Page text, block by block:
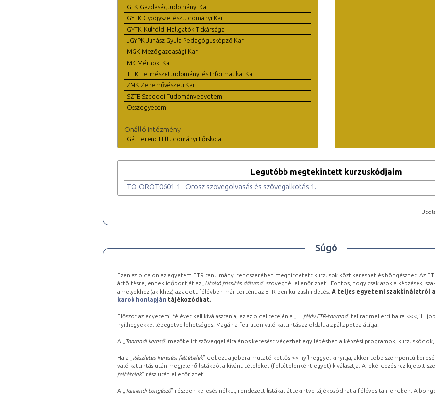
GTK Gazdaságtudományi Kar
GYTK Gyógyszerésztudományi Kar
GYTK-Külföldi Hallgatók Titkársága
JGYPK Juhász Gyula Pedagógusképző Kar
MGK Mezőgazdasági Kar
MK Mérnöki Kar
TTIK Természettudományi és Informatikai Kar
ZMK Zeneművészeti Kar
SZTE Szegedi Tudományegyetem
Összegyetemi
Önálló intézmény
Gál Ferenc Hittudományi Főiskola
Legutóbb megtekintett kurzuskódjaim
TO-OROT0601-1 - Orosz szövegolvasás és szövegalkotás 1.
Súgó
Ezen az oldalon az egyetem ETR tanulmányi rendszerében meghirdetett kurzusok közt kereshet és böngészhet. Az
áttöltésre, ennek időpontját az „ Utolsó frissítés dátuma” szövegnél ellenőrizheti. Fontos, hogy csak azok a képzések,
amelyekhez (akikhez) az adott félévben már történt az ETR-ben kurzushirdetés. A teljes egyetemi szakkínálatról a
karok honlapján tájékozódhat.
Először az egyetemi félévet kell kiválasztania, ez az oldal tetején a „ … félév ETR-tanrend” felirat melletti balra <<<, ill.
nyílhegyekkel lépegetve lehetséges. Magán a feliraton való kattintás az oldalt alapállapotba állítja.
A „ Tanrendi kereső” mezőbe írt szöveggel általános keresést végezhet egy lépésben a képzési programok,
Ha a „ Részletes keresési feltételek” dobozt a jobbra mutató kettős >> nyílheggyel kinyitja, akkor több szempontú
való kattintás után megjelenő listákból a kívánt tételeket (feltételenként egyet) kiválasztja. A lekérdezéshez kijelölt
feltételek” rész után ellenőrizheti.
A „ Tanrendi böngésző” részben keresés nélkül, rendezett listákat áttekintve tájékozódhat a féléves tanrendben. A